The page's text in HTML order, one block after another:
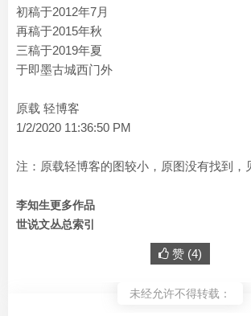
初稿于2012年7月
再稿于2015年秋
三稿于2019年夏
于即墨古城西门外
原载 轻博客
1/2/2020 11:36:50 PM
注：原载轻博客的图较小，原图没有找到，
李知生更多作品
世说文丛总索引
赞 (4)
未经允许不得转载：